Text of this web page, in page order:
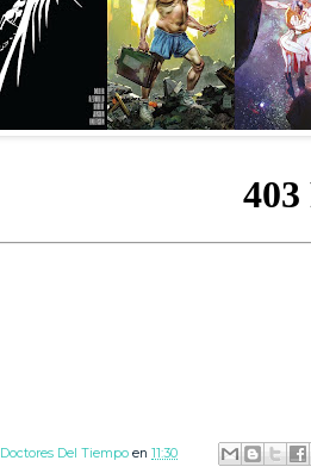
Doctores Del Tiempo en 11:30